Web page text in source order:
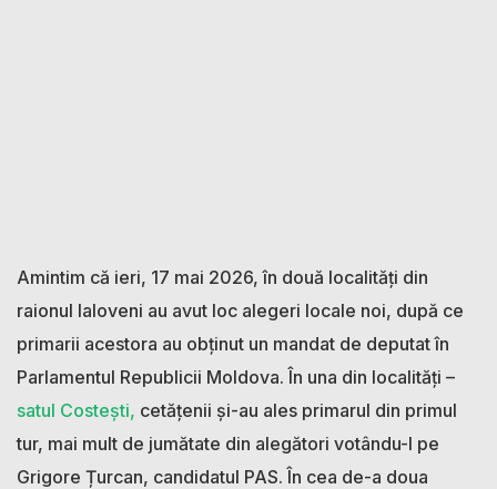
Amintim că ieri, 17 mai 2026, în două localități din
raionul Ialoveni au avut loc alegeri locale noi, după ce
primarii acestora au obținut un mandat de deputat în
Parlamentul Republicii Moldova. În una din localități –
satul Costești, cetățenii și-au ales primarul din primul
tur, mai mult de jumătate din alegători votându-l pe
Grigore Țurcan, candidatul PAS. În cea de-a doua